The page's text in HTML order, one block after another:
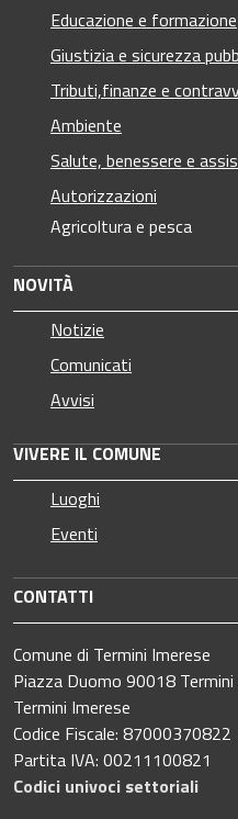
Educazione e formazione
Giustizia e sicurezza
Tributi,finanze e
Ambiente
Salute, benessere e
Autorizzazioni
Agricoltura e pesca
NOVITÀ
Notizie
Comunicati
Avvisi
VIVERE IL COMUNE
Luoghi
Eventi
CONTATTI
Comune di Termini Imerese
Piazza Duomo 90018
Termini Imerese
Codice Fiscale: 87000370822
Partita IVA: 00211100821
Codici univoci settoriali